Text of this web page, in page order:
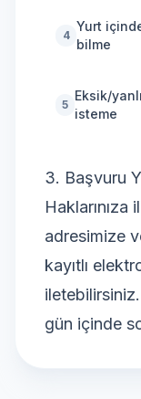
4
Yurt
bilme
5
Eksik/
isteme
3. Başvuru
Haklarınıza
adresimize
kayıtlı
gün içinde